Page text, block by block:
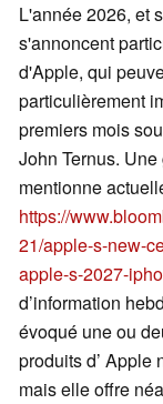
L'année 2026, et
s'annoncent
d'Apple, qui
particulièrement
premiers mois
John Ternus.
mentionne
https://
21/apple-s-new-
apple-s-2027-
d’information
évoqué une ou
produits d’ Apple
mais elle offre